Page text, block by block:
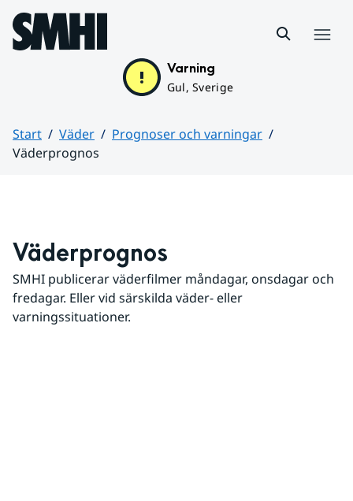
Hoppa till sidans innehåll
Varning
Gul, Sverige
Start Väder
Prognoser och varningar
Väderprognos
Väderprognos
SMHI publicerar väderfilmer måndagar, onsdagar och
fredagar. Eller vid särskilda väder- eller
varningssituationer.